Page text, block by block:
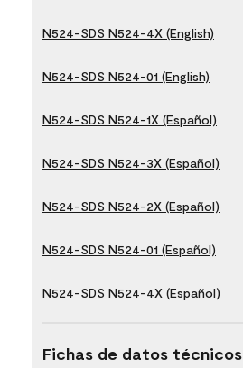
N524-SDS N524-4X (English)
N524-SDS N524-01 (English)
N524-SDS N524-1X (Español)
N524-SDS N524-3X (Español)
N524-SDS N524-2X (Español)
N524-SDS N524-01 (Español)
N524-SDS N524-4X (Español)
Fichas de datos técnicos